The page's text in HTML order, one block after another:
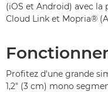
(iOS et Android) avec la
Cloud Link et Mopria®
Profitez d'une grande
1,2" (3 cm) mono